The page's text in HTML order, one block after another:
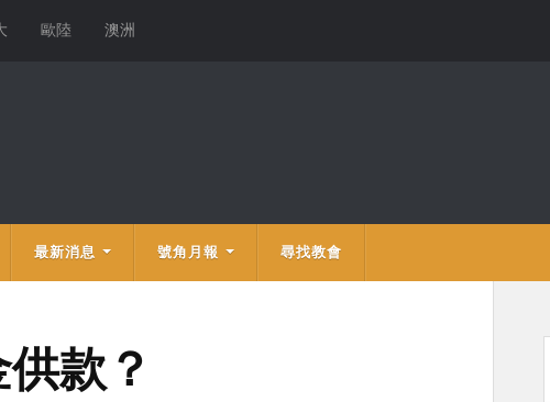
歐陸 澳洲
最新消息 號角月報 尋找教會
款？